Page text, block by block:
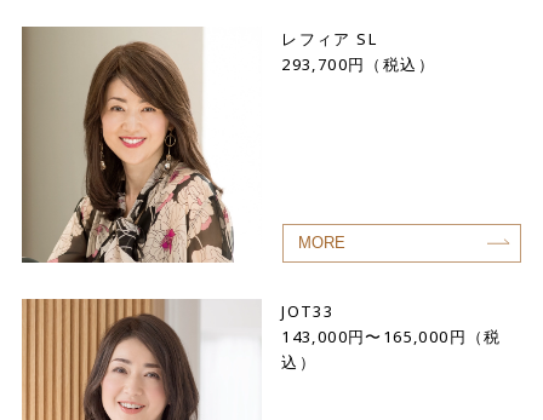
レフィア SL
293,700円（税込）
MORE
JOT33
143,000円〜165,000円（税
込）